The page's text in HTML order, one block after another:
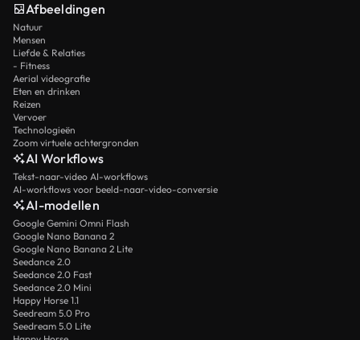
Afbeeldingen
Natuur
Mensen
Liefde & Relaties
- Fitness
Aerial videografie
Eten en drinken
Reizen
Vervoer
Technologieën
Zoom virtuele achtergronden
AI Workflows
Tekst-naar-video AI-workflows
AI-workflows voor beeld-naar-video-conversie
AI-modellen
Google Gemini Omni Flash
Google Nano Banana 2
Google Nano Banana 2 Lite
Seedance 2.0
Seedance 2.0 Fast
Seedance 2.0 Mini
Happy Horse 1.1
Seedream 5.0 Pro
Seedream 5.0 Lite